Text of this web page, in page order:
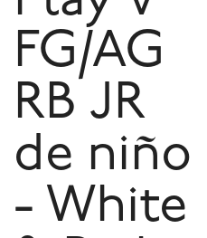
FG/AG
RB JR
de niño
- White